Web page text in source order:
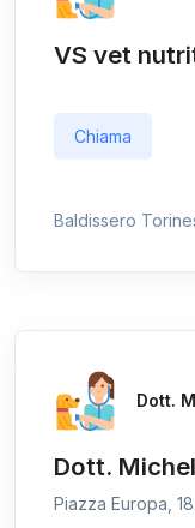
VS vet
Chiama
Baldissero
Dott.
Dott.
Piazza Europa,